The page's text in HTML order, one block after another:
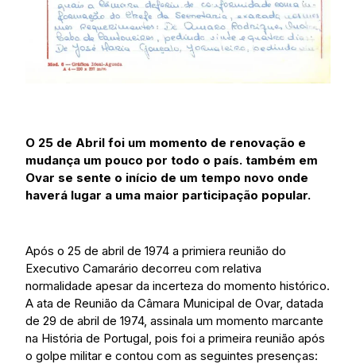
O 25 de Abril foi um momento de renovação e
mudança um pouco por todo o país. também em
Ovar se sente o início de um tempo novo onde
haverá lugar a uma maior participação popular.
Após o 25 de abril de 1974 a primiera reunião do
Executivo Camarário decorreu com relativa
normalidade apesar da incerteza do momento histórico.
A ata de Reunião da Câmara Municipal de Ovar, datada
de 29 de abril de 1974, assinala um momento marcante
na História de Portugal, pois foi a primeira reunião após
o golpe militar e contou com as seguintes presenças: